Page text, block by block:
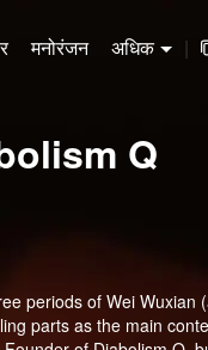
मनोरंजन अधिक |
Q
periods of Wei
parts as the main